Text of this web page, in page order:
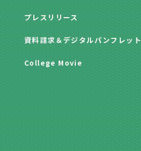
プレスリリース
資料請求 ＆デジタルパンフレット
College Movie